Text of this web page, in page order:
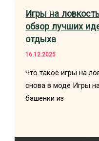
Игры на
обзор лучших
отдыха
16.12.2025
Что такое игры на
снова в моде Игры
башенки из